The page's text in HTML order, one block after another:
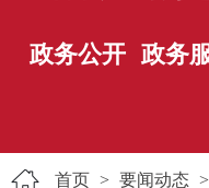
政务公开 政务
首页 > 要闻动态 >